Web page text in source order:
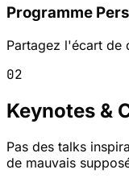
Programme
Partagez l'écart de
02
Keynotes &
Pas des talks
de mauvais